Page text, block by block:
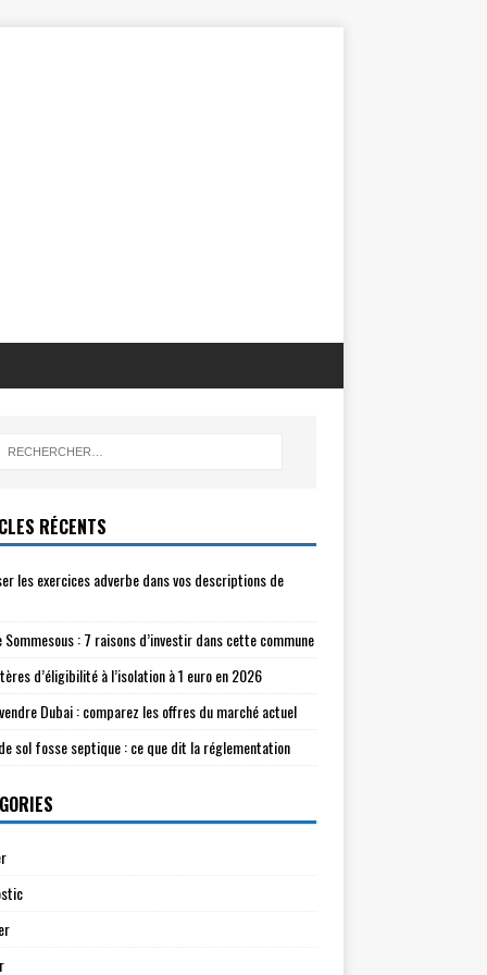
RÉCENTS
les exercices adverbe dans vos descriptions de
Sommesous : 7 raisons d’investir dans cette commune
d’éligibilité à l’isolation à 1 euro en 2026
Dubai : comparez les offres du marché actuel
sol fosse septique : ce que dit la réglementation